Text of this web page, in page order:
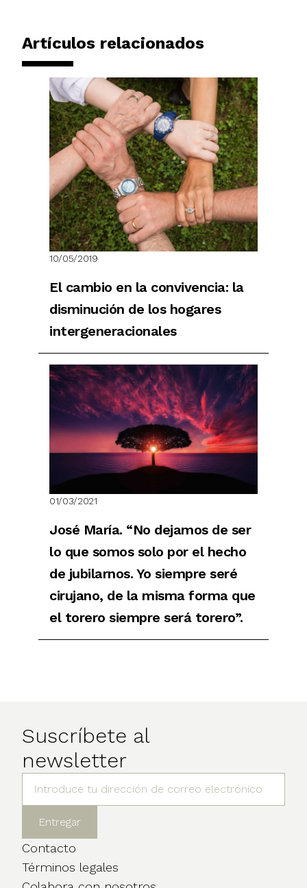
Artículos relacionados
10/05/2019
El cambio en la convivencia: la
disminución de los hogares
intergeneracionales
01/03/2021
José María. “No dejamos de ser
lo que somos solo por el hecho
de jubilarnos. Yo siempre seré
cirujano, de la misma forma que
el torero siempre será torero”.
Suscríbete al
newsletter
Contacto
Términos legales